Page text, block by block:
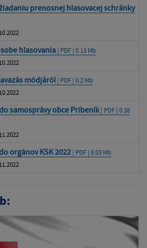
prenosnej hlasovacej schránky
hlasovania | PDF | 0.13 Mb
módjáról | PDF | 0.2 Mb
samosprávy obce Pribeník| PDF | 0.38
orgánov KSK 2022 | PDF | 0.03 Mb